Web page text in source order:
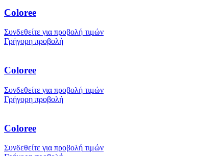
Coloree
Συνδεθείτε για προβολή τιμών
Γρήγορη προβολή
Coloree
Συνδεθείτε για προβολή τιμών
Γρήγορη προβολή
Coloree
Συνδεθείτε για προβολή τιμών